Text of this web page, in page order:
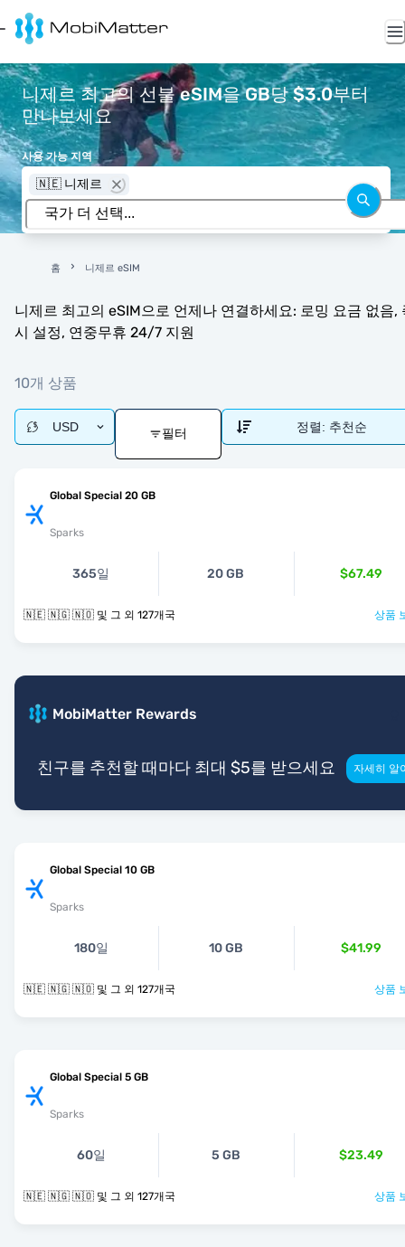
니제르 최고의 선불 eSIM을 GB당 $3.0부터
만나보세요
사용 가능 지역
🇳🇪 니제르
홈 니제르 eSIM
니제르 최고의 eSIM으로 언제나 연결하세요: 로밍 요금 없음,
시 설정, 연중무휴 24/7 지원
10개 상품
USD 필터 정렬: 추천순
Global Special 20 GB
Sparks
365일 20 GB $67.49
🇳🇪 🇳🇬 🇳🇴 및 그 외 127개국 상품
MobiMatter Rewards
친구를 추천할 때마다 최대 $5를 받으세요 자세히 알
Global Special 10 GB
Sparks
180일 10 GB $41.99
🇳🇪 🇳🇬 🇳🇴 및 그 외 127개국 상품
Global Special 5 GB
Sparks
60일 5 GB $23.49
🇳🇪 🇳🇬 🇳🇴 및 그 외 127개국 상품